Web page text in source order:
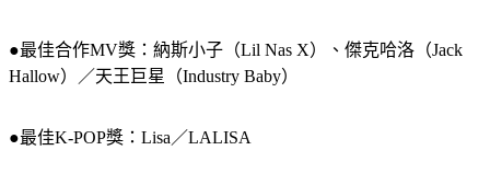
●最佳合作MV獎：納斯小子（Lil Nas X）、傑克哈洛（Jack
Hallow）／天王巨星（Industry Baby）
●最佳K-POP獎：Lisa／LALISA